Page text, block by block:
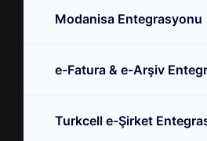
Modanisa Entegrasyonu
e-Fatura & e-Arşiv
Turkcell e-Şirket